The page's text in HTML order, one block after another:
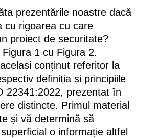
prezentările noastre dacă
cu rigoarea cu care
proiect de securitate?
1 cu Figura 2.
conținut referitor la
definiția și principiile
22341:2022, prezentat în
distincte. Primul material
și vă determină să
o informație altfel